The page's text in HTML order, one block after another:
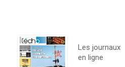
Les journaux
en ligne